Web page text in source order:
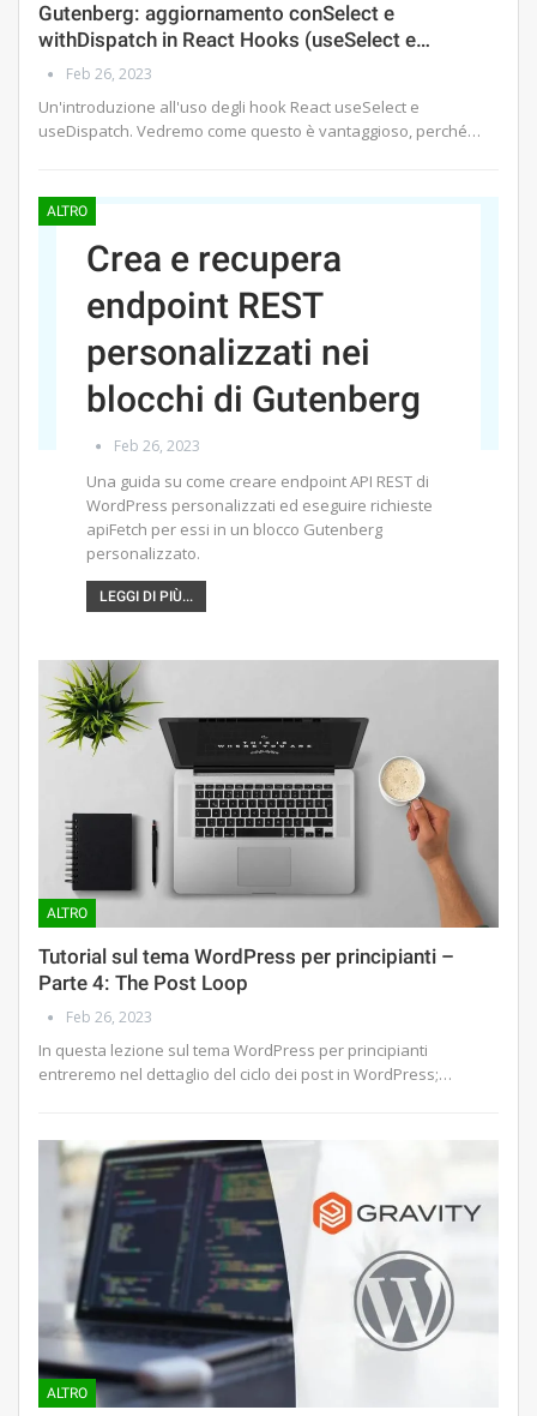
Gutenberg: aggiornamento conSelect e
withDispatch in React Hooks (useSelect e…
Feb 26, 2023
Un'introduzione all'uso degli hook React useSelect e
useDispatch. Vedremo come questo è vantaggioso, perché…
ALTRO
Crea e recupera
endpoint REST
personalizzati nei
blocchi di Gutenberg
Feb 26, 2023
Una guida su come creare endpoint API REST di
WordPress personalizzati ed eseguire richieste
apiFetch per essi in un blocco Gutenberg
personalizzato.
LEGGI DI PIÙ...
ALTRO
Tutorial sul tema WordPress per principianti –
Parte 4: The Post Loop
Feb 26, 2023
In questa lezione sul tema WordPress per principianti
entreremo nel dettaglio del ciclo dei post in WordPress;…
ALTRO